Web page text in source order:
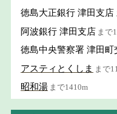
徳島大正銀行 津田支店
阿波銀行 津田支店 まで
徳島中央警察署 津田町
アスティとくしま まで
昭和湯 まで1410m